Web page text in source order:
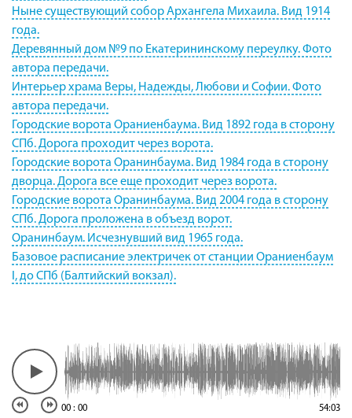
Ныне существующий собор Архангела Михаила. Вид 1914
года.
Деревянный дом №9 по Екатерининскому переулку. Фото
автора передачи.
Интерьер храма Веры, Надежды, Любови и Софии. Фото
автора передачи.
Городские ворота Ораниенбаума. Вид 1892 года в сторону
СПб. Дорога проходит через ворота.
Городские ворота Оранинбаума. Вид 1984 года в сторону
дворца. Дорога все еще проходит через ворота.
Городские ворота Оранинбаума. Вид 2004 года в сторону
СПб. Дорога проложена в объезд ворот.
Оранинбаум. Исчезнувший вид 1965 года.
Базовое расписание электричек от станции Ораниенбаум
I, до СПб (Балтийский вокзал).
00 : 00 54:03